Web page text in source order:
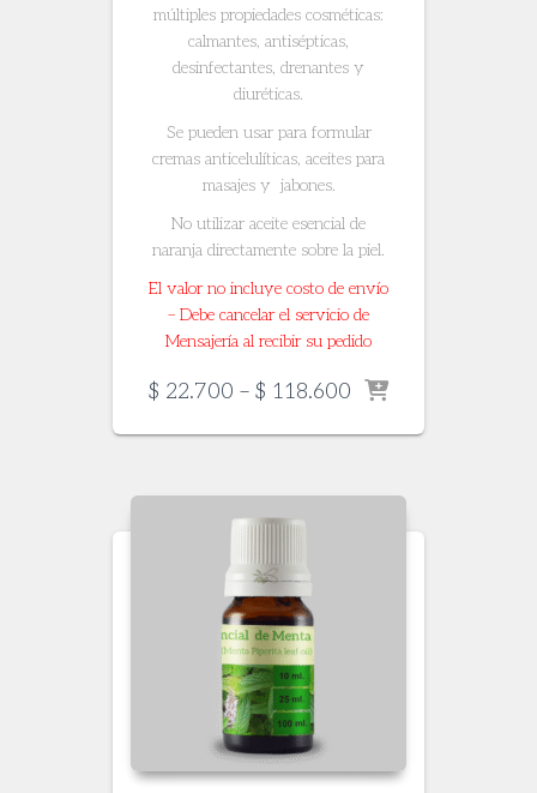
múltiples propiedades cosméticas:
calmantes, antisépticas,
desinfectantes, drenantes y
diuréticas.
Se pueden usar para formular
cremas anticelulíticas, aceites para
masajes y jabones.
No utilizar aceite esencial de
naranja directamente sobre la piel.
El valor no incluye costo de envío
– Debe cancelar el servicio de
Mensajería al recibir su pedido
$ 22.700 – $ 118.600 Price
$ 22.700
$ 118.600